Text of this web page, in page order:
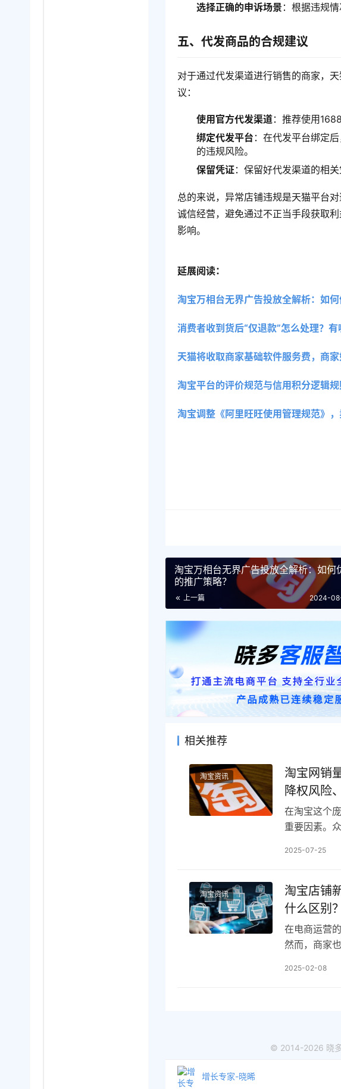
选择正确的申诉场景 ：根据违规
五、代发商品的合规建议
对于通过代发渠道进行销售的商家，
议：
使用官方代发渠道：推荐使用
绑定代发平台 ：在代发平台绑定
的违规风险。
保留凭证：保留好代发渠道的相
总的来说，异常店铺违规是天猫平台
诚信经营，避免通过不正当手段获取
影响。
延展阅读：
淘宝万相台无界广告投放全解析：如何
消费者收到货后“仅退款”怎么处理？有
天猫将收取商家基础软件服务费，商家
淘宝平台的评价规范与信用积分逻辑规
淘宝调整《阿里旺旺使用管理规范》
增长专家-晓晞
淘宝万相台无界广告投放全解析：如何
的推广策略？
上一篇 2024-
相关推荐
淘宝资讯
淘宝网销
降权风险
在淘宝这个
重要因素。
2025-07-25
淘宝资讯
淘宝店铺
什么区别？
在电商运营
然而，商家
2025-02-08
© 2014-2026 晓